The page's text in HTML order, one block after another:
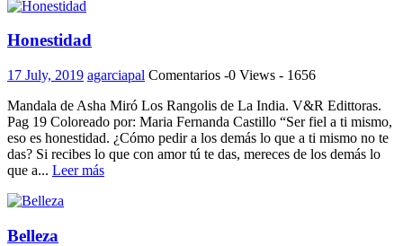
Honestidad
17 July, 2019 agarciapal Comentarios -0 Views - 1656
Mandala de Asha Miró Los Rangolis de La India. V&R Edittoras.
Pag 19 Coloreado por: Maria Fernanda Castillo “Ser fiel a ti mismo,
eso es honestidad. ¿Cómo pedir a los demás lo que a ti mismo no te
das? Si recibes lo que con amor tú te das, mereces de los demás lo
que a... Leer más
Belleza